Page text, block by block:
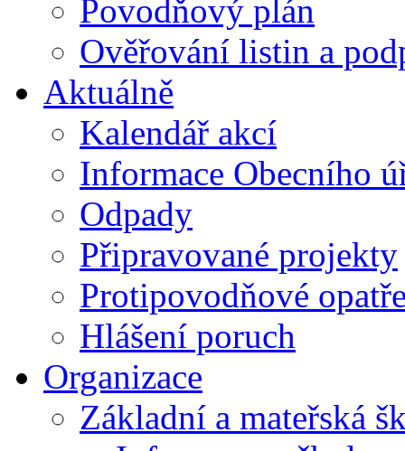
Povodňový plán
Ověřování listin a
Aktuálně
Kalendář akcí
Informace Obecního
Odpady
Připravované projekty
Protipovodňové
Hlášení poruch
Organizace
Základní a mateřská